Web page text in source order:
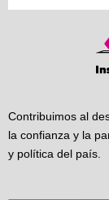
Contribuimos al
la confianza y la
y política del país.